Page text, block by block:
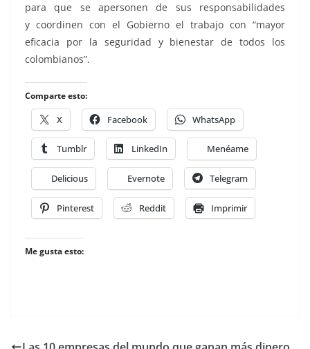
para que se apersonen de sus responsabilidades
y coordinen con el Gobierno el trabajo con “mayor
eficacia por la seguridad y bienestar de todos los
colombianos”.
Comparte esto:
X Facebook WhatsApp
Tumblr LinkedIn Menéame
Delicious Evernote Telegram
Pinterest Reddit Imprimir
Me gusta esto: